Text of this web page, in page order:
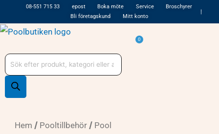
till
innehåll
08-551 715 33 epost Boka möte Service
Broschyrer
Bli företagskund
Mitt konto
0
Varukorg
Produktsökning
Hem / Pooltillbehör / Pool